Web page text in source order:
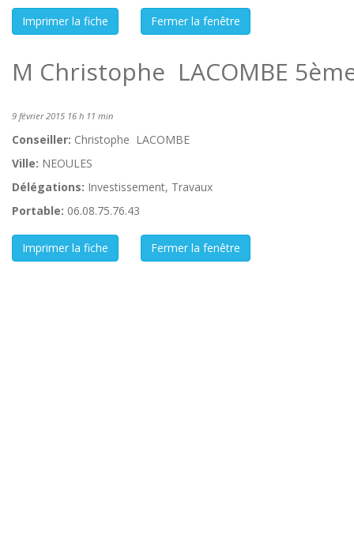
M Christophe LACOMBE
9 février 2015 16 h 11 min
Conseiller: Christophe LACOMBE
Ville: NEOULES
Délégations: Investissement, Travaux
Portable: 06.08.75.76.43